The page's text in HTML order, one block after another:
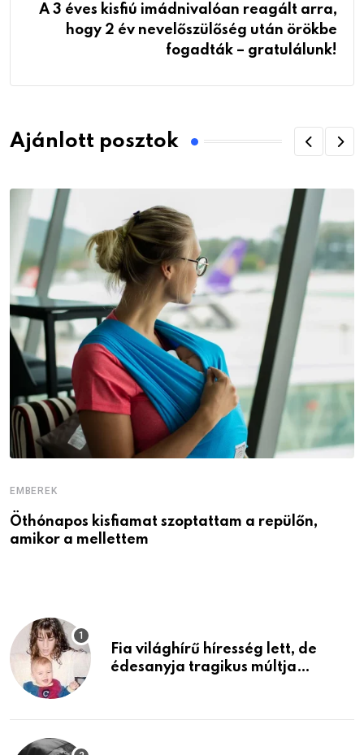
A 3 éves kisfiú imádnivalóan reagált arra,
hogy 2 év nevelőszülőség után örökbe
fogadták – gratulálunk!
Ajánlott posztok
EMBEREK
Öthónapos kisfiamat szoptattam a repülőn,
amikor a mellettem
Fia világhírű híresség lett, de
édesanyja tragikus múltja